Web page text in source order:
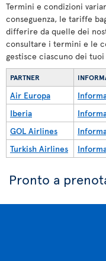
Termini e condizioni
conseguenza, le tariffe
differire da quelle dei
consultare i termini e le
gestisce ciascuno dei tuoi
PARTNER
Air Europa
Iberia
GOL Airlines
Turkish Airlines
Pronto a